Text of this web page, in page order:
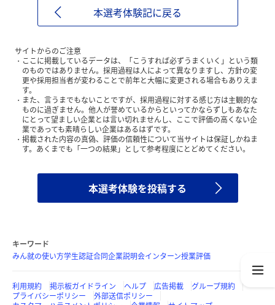
本選考体験記に戻る
サイトからのご注意
ここに掲載しているデータは、「こうすれば必ずうまくいく」という類
のものではありません。採用過程は人によって異なりますし、方針の変
更や採用担当者が変わることで前年と大幅に変更される場合もありえま
す。
また、言うまでもないことですが、採用過程に対する感じ方は主観的な
ものに過ぎません。他人が誉めているからといってかならずしもあなた
にとって望ましい企業とは言い切れませんし、ここで評価の高くない企
業であっても素晴らしい企業はあるはずです。
掲載された内容の真偽、評価の信頼性について当サイトは保証しかねま
す。あくまでも「一つの結果」として参考程度にとどめてください。
本選考体験を投稿する
キーワード
みん就の使い方学生認証合同企業説明会インターン授業評価
利用規約 掲示板ガイドライン ヘルプ 広告掲載
グループ規約
プライバシーポリシー
外部送信ポリシー